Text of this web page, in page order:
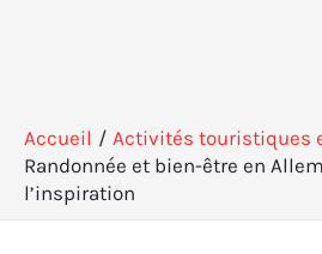
Accueil
Activités touristiques
Randonnée et bien-être en
l’inspiration